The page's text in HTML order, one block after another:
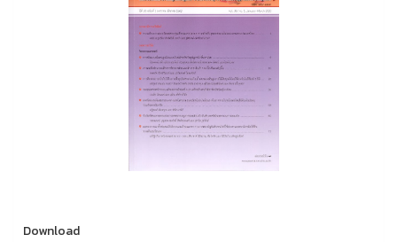
Download